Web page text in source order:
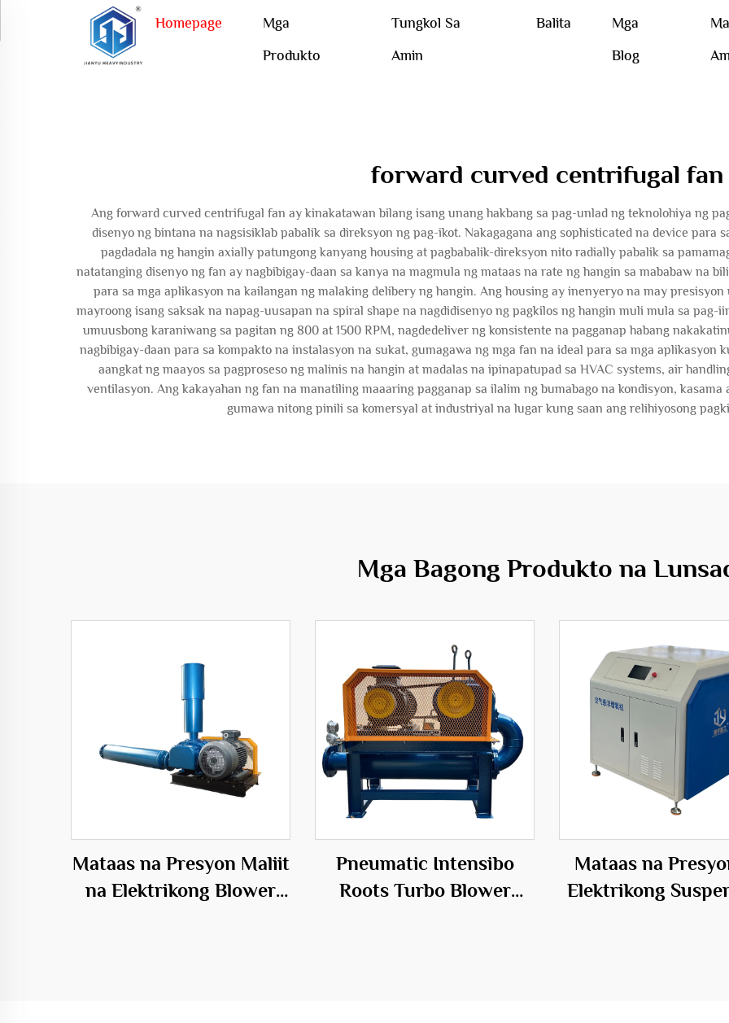
Homepage
Mga
Produkto
Tungkol Sa
Amin
Balita
Mga
Blog
forward curved centrifugal fan
Ang forward curved centrifugal fan ay kinakatawan bilang isang unang hakbang sa pag-unlad ng teknolohiya ng
disenyo ng bintana na nagsisiklab pabalik sa direksyon ng pag-ikot. Nakagagana ang sophisticated na device para
pagdadala ng hangin axially patungong kanyang housing at pagbabalik-direksyon nito radially pabalik sa
natatanging disenyo ng fan ay nagbibigay-daan sa kanya na magmula ng mataas na rate ng hangin sa mababaw na
para sa mga aplikasyon na kailangan ng malaking delibery ng hangin. Ang housing ay inenyeryo na may
mayroong isang saksak na napag-uusapan na spiral shape na nagdidisenyo ng pagkilos ng hangin muli mula sa pag-
umuusbong karaniwang sa pagitan ng 800 at 1500 RPM, nagdedeliver ng konsistente na pagganap habang
nagbibigay-daan para sa kompakto na instalasyon na sukat, gumagawa ng mga fan na ideal para sa mga aplikasyon
aangkat ng maayos sa pagproseso ng malinis na hangin at madalas na ipinapatupad sa HVAC systems, air
ventilasyon. Ang kakayahan ng fan na manatiling maaaring pagganap sa ilalim ng bumabago na kondisyon,
gumawa nitong pinili sa komersyal at industriyal na lugar kung saan ang relihiyosong
Mga Bagong Produkto na
Mataas na Presyon Maliit
na Elektrikong Blower
Pneumatic Intensibo
Roots Turbo Blower
Mataas na
Elektrikong